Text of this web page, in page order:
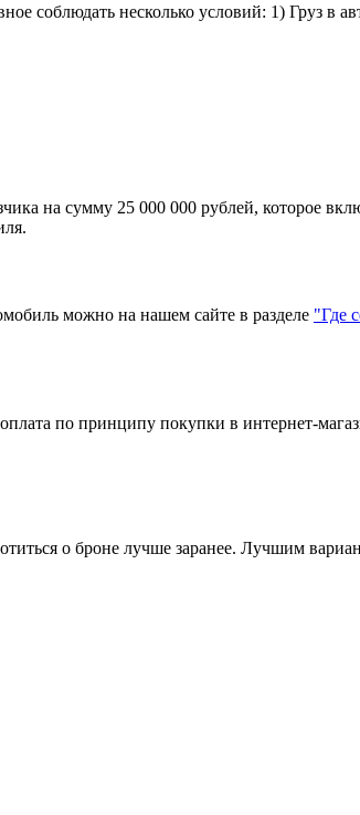
соблюдать несколько условий: 1) Груз в
на сумму 25 000 000 рублей, которое
можно на нашем сайте в разделе "Где
по принципу покупки в интернет-
о броне лучше заранее. Лучшим